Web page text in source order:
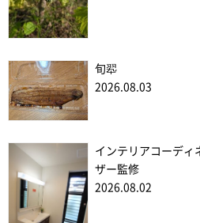
旬翆
2026.08.03
インテリアコーディ
ザー監修
2026.08.02